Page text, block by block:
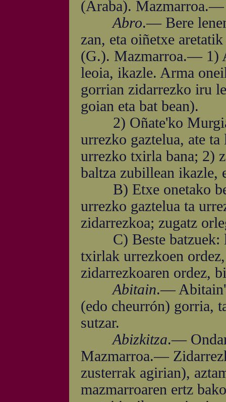
(Araba).
Abro.— Bere
zan, eta oiñetxe
(G.). Mazmarroa.— 1)
leoia, ikazle. Arma
gorrian zidarrezko iru
goian eta bat bean).
2) Oñate'ko
urrezko gaztelua, ate
urrezko txirla bana; 2)
baltza zubillean ikazle,
B) Etxe onetako
urrezko gaztelua ta
zidarrezkoa; zugatz
C) Beste batzuek:
txirlak urrezkoen
zidarrezkoaren ordez,
Abitain.—
(edo cheurrón) gorria,
sutzar.
Abizkitza.—
Mazmarroa.—
zusterrak agirian),
mazmarroaren ertz